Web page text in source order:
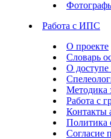
Работа с ИПС
О проекте
Словарь
О
Методика
Работа с
Контакты
Политика
Согласие